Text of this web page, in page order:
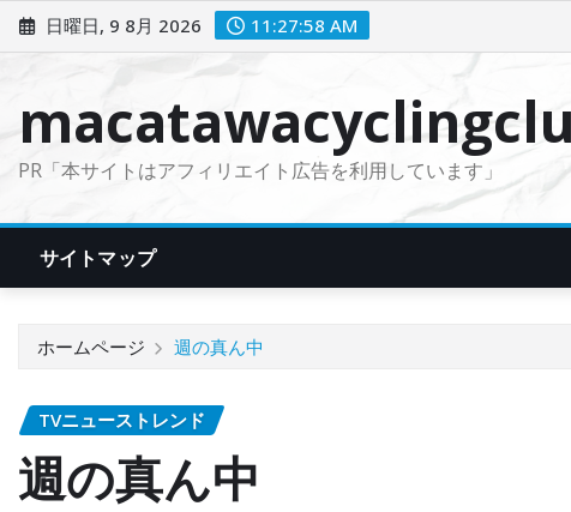
ン
日曜日, 9 8月 2026 11:27:59 AM
PR「本サイトはアフィリエイト広告を利用しています」
サイトマップ
ホームページ 週の真ん中
TVニューストレンド
週の真ん中